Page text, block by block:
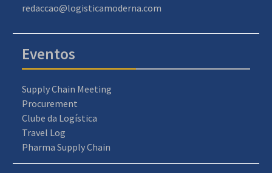
redaccao@logisticamoderna.com
Eventos
Supply Chain Meeting
Procurement
Clube da Logística
Travel Log
Pharma Supply Chain